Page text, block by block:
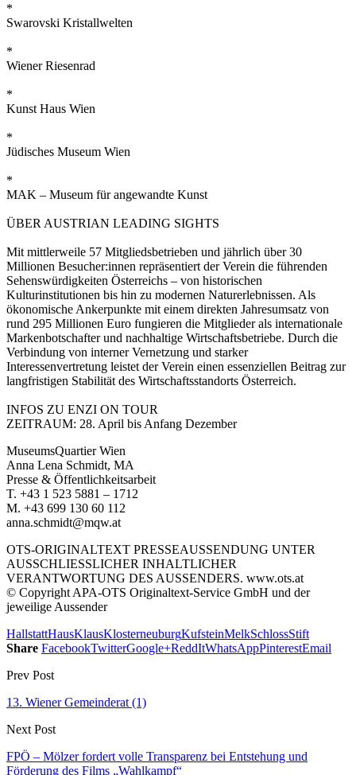
*
Swarovski Kristallwelten
*
Wiener Riesenrad
*
Kunst Haus Wien
*
Jüdisches Museum Wien
*
MAK – Museum für angewandte Kunst
ÜBER AUSTRIAN LEADING SIGHTS
Mit mittlerweile 57 Mitgliedsbetrieben und jährlich über 30
Millionen Besucher:innen repräsentiert der Verein die führenden
Sehenswürdigkeiten Österreichs – von historischen
Kulturinstitutionen bis hin zu modernen Naturerlebnissen. Als
ökonomische Ankerpunkte mit einem direkten Jahresumsatz von
rund 295 Millionen Euro fungieren die Mitglieder als internationale
Markenbotschafter und nachhaltige Wirtschaftsbetriebe. Durch die
Verbindung von interner Vernetzung und starker
Interessenvertretung leistet der Verein einen essenziellen Beitrag zur
langfristigen Stabilität des Wirtschaftsstandorts Österreich.
INFOS ZU ENZI ON TOUR
ZEITRAUM: 28. April bis Anfang Dezember
MuseumsQuartier Wien
Anna Lena Schmidt, MA
Presse & Öffentlichkeitsarbeit
T. +43 1 523 5881 – 1712
M. +43 699 130 60 112
anna.schmidt@mqw.at
OTS-ORIGINALTEXT PRESSEAUSSENDUNG UNTER
AUSSCHLIESSLICHER INHALTLICHER
VERANTWORTUNG DES AUSSENDERS. www.ots.at
© Copyright APA-OTS Originaltext-Service GmbH und der
jeweilige Aussender
HallstattHausKlausKlosterneuburgKufsteinMelkSchlossStift
Share FacebookTwitterGoogle+ReddItWhatsAppPinterestEmail
Prev Post
13. Wiener Gemeinderat (1)
Next Post
FPÖ – Mölzer fordert volle Transparenz bei Entstehung und
Förderung des Films „Wahlkampf“